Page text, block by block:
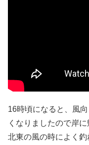
16時頃になると、風
くなりましたので岸
北東の風の時によく